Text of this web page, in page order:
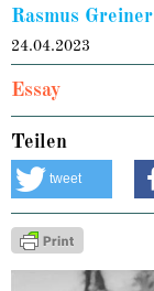
Essays
Reviews
Archiv
About
Rasmus Greiner
24.04.2023
Essay
Teilen
tweet